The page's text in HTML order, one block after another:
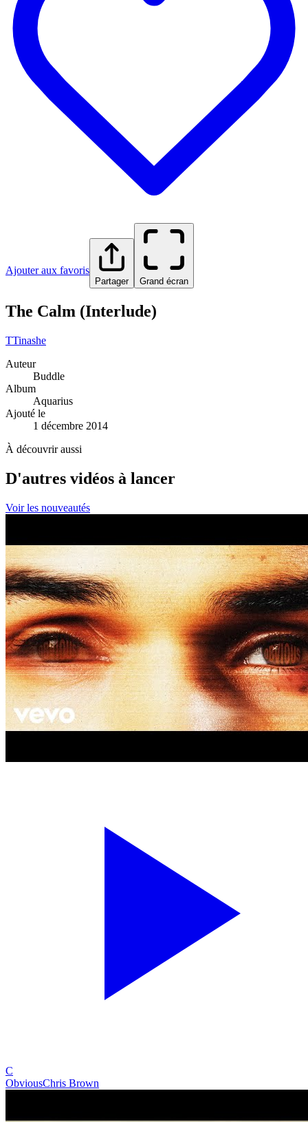
Ajouter aux favoris
Partager Grand écran
The Calm (Interlude)
TTinashe
Auteur
Buddle
Album
Aquarius
Ajouté le
1 décembre 2014
À découvrir aussi
D'autres vidéos à lancer
Voir les nouveautés
C
ObviousChris Brown